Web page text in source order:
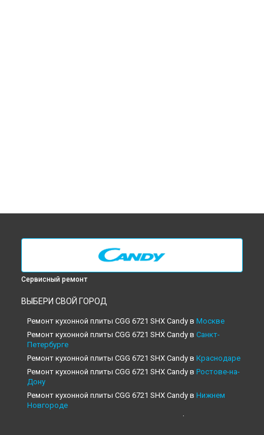
Сервисный ремонт
ВЫБЕРИ СВОЙ ГОРОД
Ремонт кухонной плиты CGG 6721 SHX Candy в Москве
Ремонт кухонной плиты CGG 6721 SHX Candy в Санкт-
Петербурге
Ремонт кухонной плиты CGG 6721 SHX Candy в Краснодаре
Ремонт кухонной плиты CGG 6721 SHX Candy в Ростове-на-
Дону
Ремонт кухонной плиты CGG 6721 SHX Candy в Нижнем
Новгороде
Ремонт кухонной плиты CGG 6721 SHX Candy в